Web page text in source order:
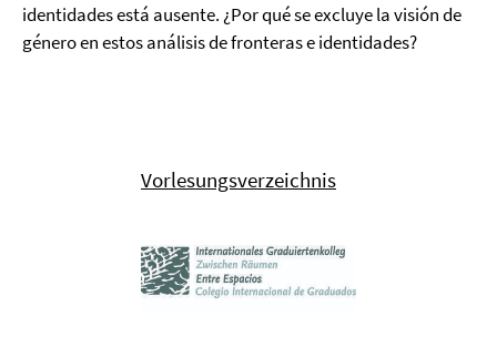
identidades está ausente. ¿Por qué se excluye la visión de
género en estos análisis de fronteras e identidades?
Vorlesungsverzeichnis